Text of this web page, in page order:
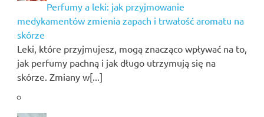
Perfumy a leki: jak przyjmowanie
medykamentów zmienia zapach i trwałość aromatu na
skórze
Leki, które przyjmujesz, mogą znacząco wpływać na to,
jak perfumy pachną i jak długo utrzymują się na
skórze. Zmiany w[...]